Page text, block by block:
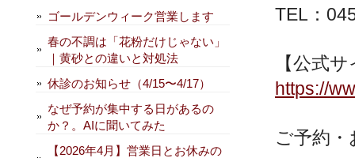
TEL：
【公式
https://
ご予約
ゴールデンウィーク営業します
春の不調は「花粉だけじゃない」
｜黄砂との違いと対処法
休診のお知らせ（4/15〜4/17）
なぜ予約が集中する日があるの
か？。AIに聞いてみた
【2026年4月】営業日とお休みの